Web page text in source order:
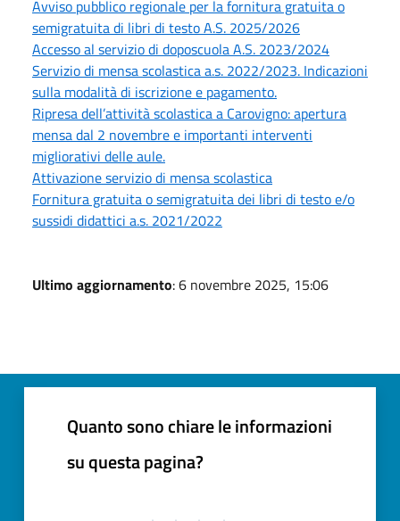
Avviso pubblico regionale per la fornitura gratuita o
semigratuita di libri di testo A.S. 2025/2026
Accesso al servizio di doposcuola A.S. 2023/2024
Servizio di mensa scolastica a.s. 2022/2023. Indicazioni
sulla modalità di iscrizione e pagamento.
Ripresa dell’attività scolastica a Carovigno: apertura
mensa dal 2 novembre e importanti interventi
migliorativi delle aule.
Attivazione servizio di mensa scolastica
Fornitura gratuita o semigratuita dei libri di testo e/o
sussidi didattici a.s. 2021/2022
Ultimo aggiornamento: 6 novembre 2025, 15:06
Quanto sono chiare le informazioni
su questa pagina?